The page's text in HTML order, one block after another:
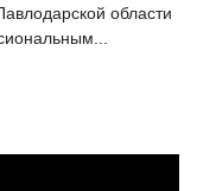
области